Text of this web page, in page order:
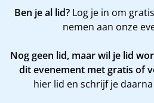
Ben je al lid?Log je in om
nemen aan onze
Nog geen lid, maar wil je lid
dit evenement met gratis of
hier lid en schrijf je